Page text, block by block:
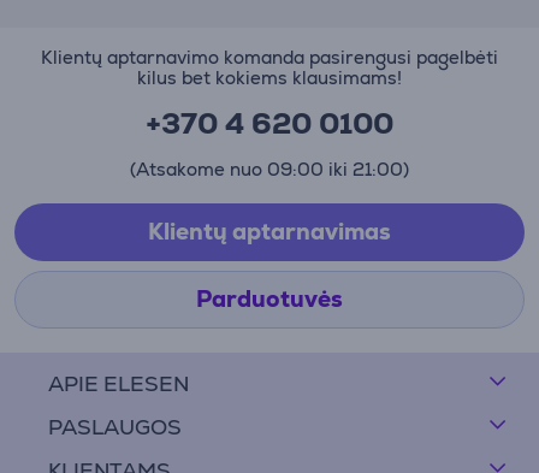
APIE ELESEN
PASLAUGOS
Klientų aptarnavimo komanda pasirengusi pagelbėti
kilus bet kokiems klausimams!
+370 4 620 0100
(Atsakome nuo 09:00 iki 21:00)
Klientų aptarnavimas
Parduotuvės